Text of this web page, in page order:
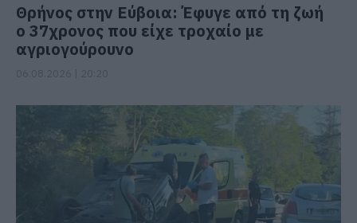
Θρήνος στην Εύβοια: Έφυγε από τη ζωή
ο 37χρονος που είχε τροχαίο με
αγριογούρουνο